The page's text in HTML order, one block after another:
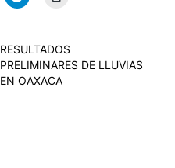
RESULTADOS
PRELIMINARES DE LLUVIAS
EN OAXACA